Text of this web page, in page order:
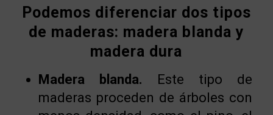
Podemos diferenciar dos tipos
de maderas: madera blanda y
madera dura
Madera blanda. Este tipo de
maderas proceden de árboles con